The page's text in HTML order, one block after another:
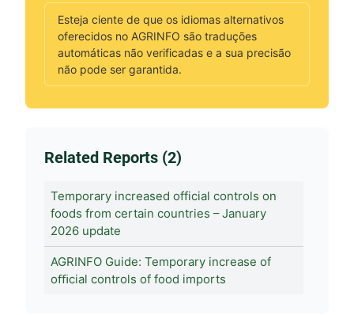
Esteja ciente de que os idiomas alternativos
oferecidos no AGRINFO são traduções
automáticas não verificadas e a sua precisão
não pode ser garantida.
Related Reports (2)
Temporary increased official controls on
foods from certain countries – January
2026 update
AGRINFO Guide: Temporary increase of
oﬃcial controls of food imports